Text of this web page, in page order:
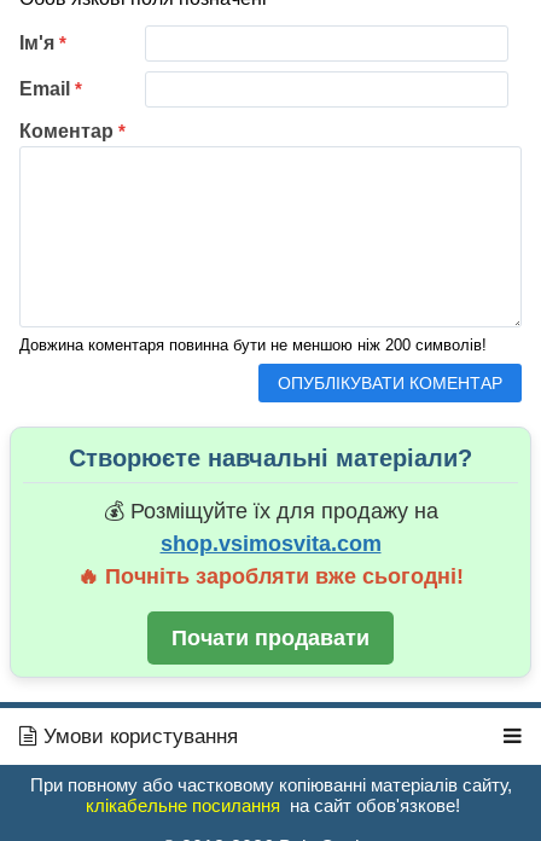
Коментар *
Довжина коментаря повинна бути не меншою ніж 200 символів!
Ім'я *
Email *
Створюєте навчальні матеріали?
💰 Розміщуйте їх для продажу на
shop.vsimosvita.com
🔥 Почніть заробляти вже сьогодні!
Почати продавати
Умови користування
При повному або частковому копіюванні матеріалів сайту,
клікабельне посилання на сайт обов'язкове!